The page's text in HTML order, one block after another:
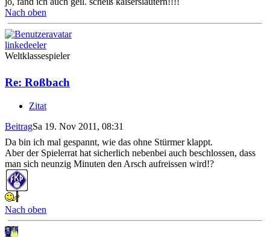
Nach oben
linkedeeler
Weltklassespieler
Re: Roßbach
Zitat
BeitragSa 19. Nov 2011, 08:31
Da bin ich mal gespannt, wie das ohne Stürmer klappt.
Aber der Spielerrat hat sicherlich nebenbei auch beschlossen, dass
man sich neunzig Minuten den Arsch aufreissen wird!?
Nach oben